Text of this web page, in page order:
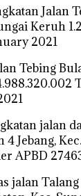
Jalan
Keruh
2021
Tebing
jalan
Jebang,
APBD
jalan